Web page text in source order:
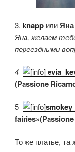
3. knapp илиЯна
Яна, желаем
переездными
4.
(Passione
5.
То же платье, та